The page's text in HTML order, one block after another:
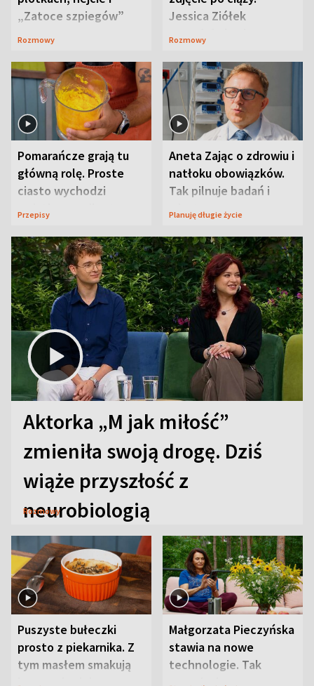
„Zatoce szpiegów”
Rozmowy
Jessica Ziółek
wywołała lawinę
Rozmowy
Pomarańcze grają tu
główną rolę. Proste
ciasto wychodzi
wyjątkowo wilgotne
Przepisy
Aneta Zając o zdrowiu i
natłoku obowiązków.
Tak pilnuje badań i
wizyt
Planuję długie życie
Aktorka „M jak miłość”
zmieniła swoją drogę. Dziś
wiąże przyszłość z
neurobiologią
Rozmowy
Puszyste bułeczki
prosto z piekarnika. Z
tym masłem smakują
jeszcze lepiej
Małgorzata Pieczyńska
stawia na nowe
technologie. Tak
organizuje sprawy